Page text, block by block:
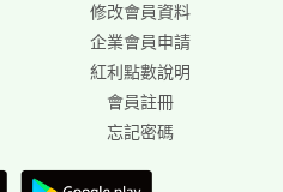
修改會員資料
企業會員申請
紅利點數說明
會員註冊
忘記密碼